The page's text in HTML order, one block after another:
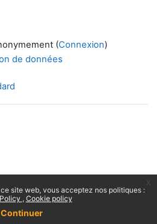
site web, vous acceptez nos politiques :
Cookie policy
Continuer
(Connexion)
de données